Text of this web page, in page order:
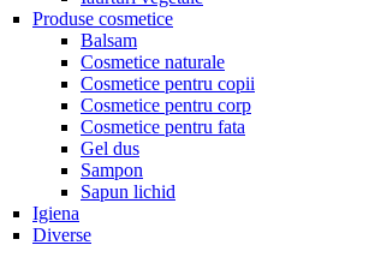
Produse cosmetice
Balsam
Cosmetice naturale
Cosmetice pentru copii
Cosmetice pentru corp
Cosmetice pentru fata
Gel dus
Sampon
Sapun lichid
Igiena
Diverse